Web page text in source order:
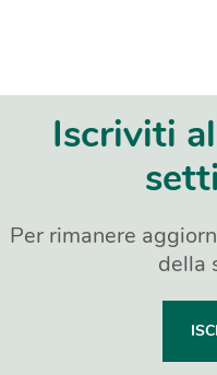
Iscriviti
Per rimanere
della